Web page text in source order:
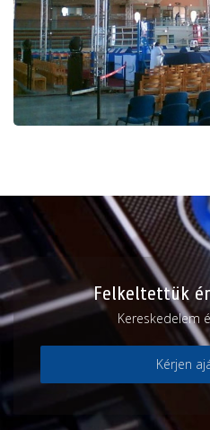
Felkeltettük
Kereskedelem
Kérjen